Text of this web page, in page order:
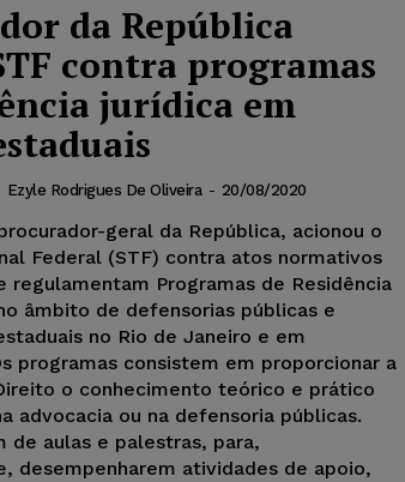
da República
contra programas
jurídica em
Ezyle Rodrigues De Oliveira - 20/08/2020
geral da República, acionou o
Federal (STF) contra atos normativos
regulamentam Programas de Residência
âmbito de defensorias públicas e
no Rio de Janeiro e em
programas consistem em proporcionar a
o conhecimento teórico e prático
advocacia ou na defensoria públicas.
de aulas e palestras, para,
desempenharem atividades de apoio,